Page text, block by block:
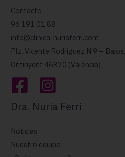
Contacto
96 191 01 88
info@clinica-nuriaferri.com
Plz. Vicente Rodríguez N.9 – Bajos,
Ontinyent 46870 (València)
Dra. Nuria Ferri
Noticias
Nuestro equipo